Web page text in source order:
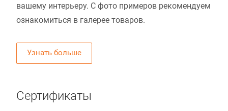
вашему интерьеру. С фото примеров рекомендуем
ознакомиться в галерее товаров.
Узнать больше
Сертификаты